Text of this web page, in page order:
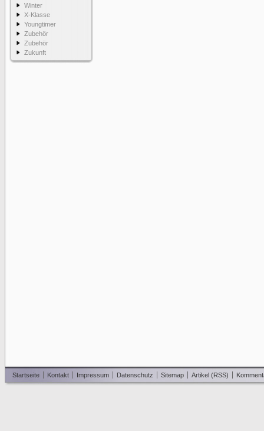
Winter
X-Klasse
Youngtimer
Zubehör
Zubehör
Zukunft
Startseite Kontakt Impressum Datenschutz Sitemap Artikel (RSS)